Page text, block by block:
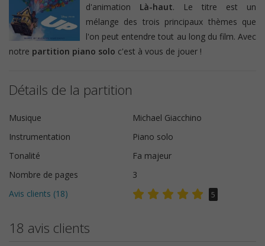
d'animation Là-haut. Le titre est un
mélange des trois principaux thèmes que
l'on peut entendre tout au long du film. Avec
notre partition piano solo c'est à vous de jouer !
Détails de la partition
Musique
Michael Giacchino
Instrumentation
Piano solo
Tonalité
Fa majeur
Nombre de pages
3
Avis clients (18) 5
18 avis clients